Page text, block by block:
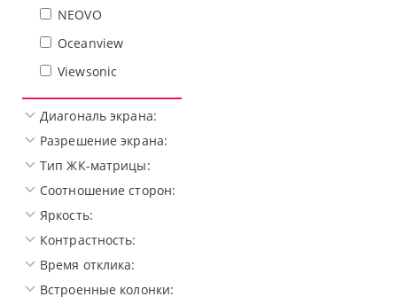
NEOVO
Oceanview
Viewsonic
Диагональ экрана:
Разрешение экрана:
Тип ЖК-матрицы:
Соотношение сторон:
Яркость:
Контрастность:
Время отклика:
Встроенные колонки: